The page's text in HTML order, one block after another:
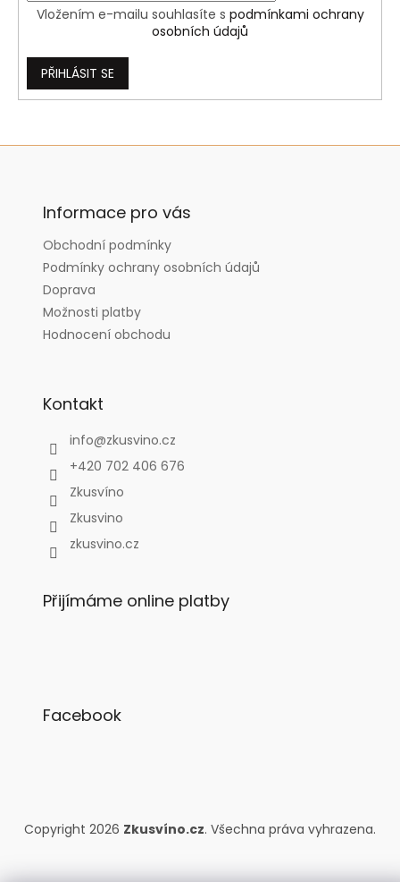
Vložením e-mailu souhlasíte s podmínkami ochrany
osobních údajů
PŘIHLÁSIT SE
Z
Informace pro vás
Obchodní podmínky
Podmínky ochrany osobních údajů
Doprava
Možnosti platby
Hodnocení obchodu
Kontakt
info@zkusvino.cz
+420 702 406 676
Zkusvíno
Zkusvino
zkusvino.cz
Přijímáme online platby
Facebook
Copyright 2026 Zkusvíno.cz. Všechna práva vyhrazena.